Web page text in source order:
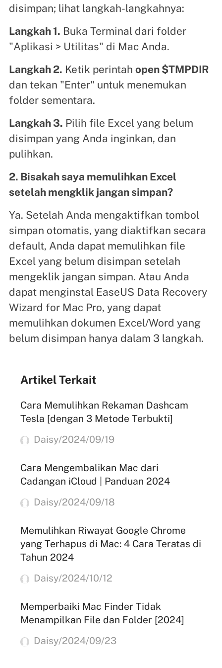
disimpan; lihat langkah-langkahnya:
Langkah 1. Buka Terminal dari folder
"Aplikasi > Utilitas" di Mac Anda.
Langkah 2. Ketik perintah open $TMPDIR
dan tekan "Enter" untuk menemukan
folder sementara.
Langkah 3. Pilih file Excel yang belum
disimpan yang Anda inginkan, dan
pulihkan.
2. Bisakah saya memulihkan Excel
setelah mengklik jangan simpan?
Ya. Setelah Anda mengaktifkan tombol
simpan otomatis, yang diaktifkan secara
default, Anda dapat memulihkan file
Excel yang belum disimpan setelah
mengeklik jangan simpan. Atau Anda
dapat menginstal EaseUS Data Recovery
Wizard for Mac Pro, yang dapat
memulihkan dokumen Excel/Word yang
belum disimpan hanya dalam 3 langkah.
Artikel Terkait
Cara Memulihkan Rekaman Dashcam
Tesla [dengan 3 Metode Terbukti]
Daisy/2024/09/19
Cara Mengembalikan Mac dari
Cadangan iCloud | Panduan 2024
Daisy/2024/09/18
Memulihkan Riwayat Google Chrome
yang Terhapus di Mac: 4 Cara Teratas di
Tahun 2024
Daisy/2024/10/12
Memperbaiki Mac Finder Tidak
Menampilkan File dan Folder [2024]
Daisy/2024/09/23